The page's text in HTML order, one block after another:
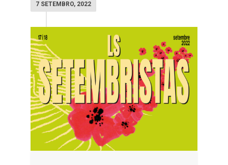
7 SETEMBRO, 2022